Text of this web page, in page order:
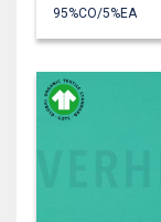
95%CO/5%EA